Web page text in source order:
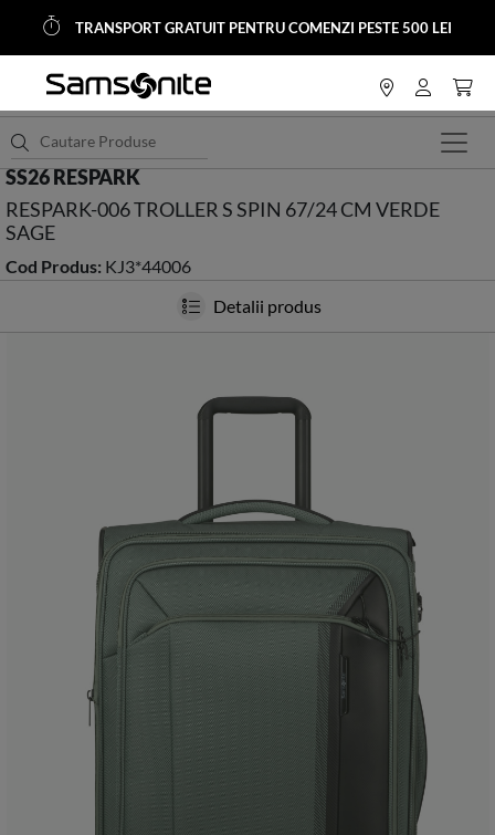
TRANSPORT GRATUIT PENTRU COMENZI PESTE 500 LEI
<HOME Trolere si Genti Calatorie
SS26 RESPARK
RESPARK-006 TROLLER S SPIN 67/24 CM VERDE
SAGE
Cod Produs: KJ3*44006
Detalii produs